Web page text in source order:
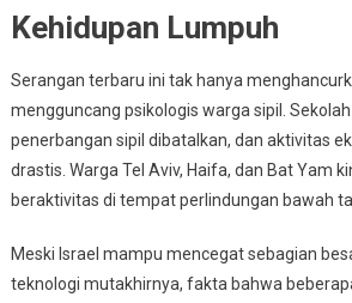
Kehidupan Lumpuh
Serangan terbaru ini tak hanya
mengguncang psikologis warga sipil.
penerbangan sipil dibatalkan, dan aktivitas
drastis. Warga Tel Aviv, Haifa, dan Bat Yam
beraktivitas di tempat perlindungan bawah
Meski Israel mampu mencegat sebagian
teknologi mutakhirnya, fakta bahwa